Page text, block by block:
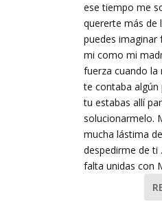
ese tiempo me
quererte más de
puedes imaginar
mi como mi
fuerza cuando la
te contaba algún
tu estabas allí
solucionarmelo.
mucha lástima de
despedirme de ti
falta unidas con